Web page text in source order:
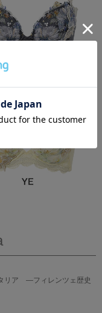
リア ―フィレンツェ歴史